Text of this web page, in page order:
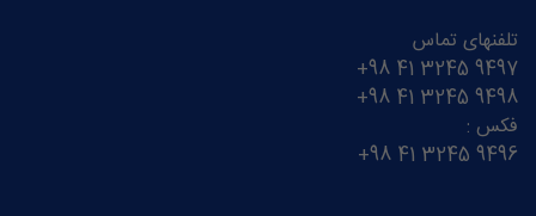
تلفنهای تماس
9497 3245 41 98+
9498 3245 41 98+
فکس :
9496 3245 41 98+